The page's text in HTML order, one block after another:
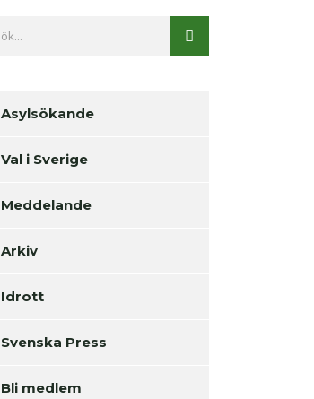
Asylsökande
Val i Sverige
Meddelande
Arkiv
Idrott
Svenska Press
Bli medlem